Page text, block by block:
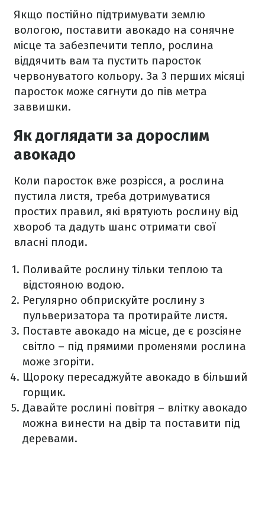
Якщо постійно підтримувати землю
вологою, поставити авокадо на сонячне
місце та забезпечити тепло, рослина
віддячить вам та пустить паросток
червонуватого кольору. За 3 перших місяці
паросток може сягнути до пів метра
заввишки.
Як доглядати за дорослим
авокадо
Коли паросток вже розрісся, а рослина
пустила листя, треба дотримуватися
простих правил, які врятують рослину від
хвороб та дадуть шанс отримати свої
власні плоди.
Поливайте рослину тільки теплою та
відстояною водою.
Регулярно обприскуйте рослину з
пульверизатора та протирайте листя.
Поставте авокадо на місце, де є розсіяне
світло – під прямими променями рослина
може згоріти.
Щороку пересаджуйте авокадо в більший
горщик.
Давайте рослині повітря – влітку авокадо
можна винести на двір та поставити під
деревами.